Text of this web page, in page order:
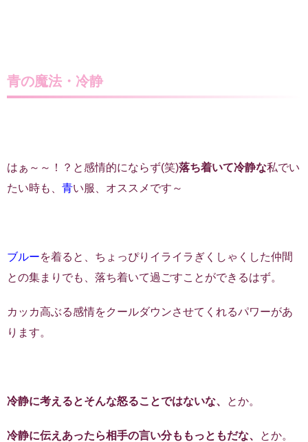
青の魔法・冷静
はぁ～～！？と感情的にならず(笑)落ち着いて冷静な私でい
たい時も、 青い服、オススメです～
ブルーを着ると、ちょっぴりイライラぎくしゃくした仲間
との集まりでも、落ち着いて過ごすことができるはず。
カッカ高ぶる感情をクールダウンさせてくれるパワーがあ
ります。
冷静に考えるとそんな怒ることではないな、 とか。
冷静に伝えあったら相手の言い分ももっともだな、 とか。